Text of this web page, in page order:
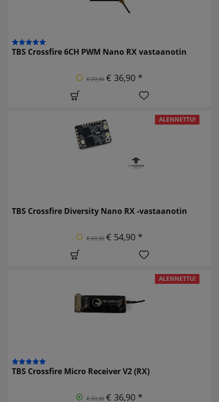
TBS Crossfire 6CH PWM Nano RX vastaanotin
€ 39,90 € 36,90 *
ALENNETTU!
TBS Crossfire Diversity Nano RX -vastaanotin
€ 63,90 € 54,90 *
ALENNETTU!
TBS Crossfire Micro Receiver V2 (RX)
€ 39,90 € 36,90 *